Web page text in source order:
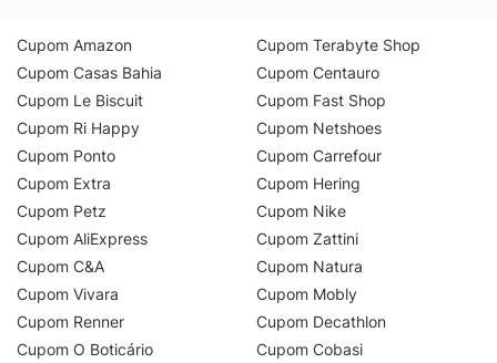
Cupom Amazon
Cupom Casas Bahia
Cupom Le Biscuit
Cupom Ri Happy
Cupom Ponto
Cupom Extra
Cupom Petz
Cupom AliExpress
Cupom C&A
Cupom Vivara
Cupom Renner
Cupom O Boticário
Cupom Terabyte Shop
Cupom Centauro
Cupom Fast Shop
Cupom Netshoes
Cupom Carrefour
Cupom Hering
Cupom Nike
Cupom Zattini
Cupom Natura
Cupom Mobly
Cupom Decathlon
Cupom Cobasi